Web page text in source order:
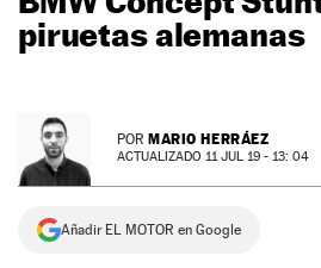
TECNOLOGÍA
SUPERCOCHES
PREMIOS
SERVICIOS
piruetas alemanas
POR MARIO HERRÁEZ
ACTUALIZADO 11 JUL 19 - 13: 04
Añadir EL MOTOR en Google